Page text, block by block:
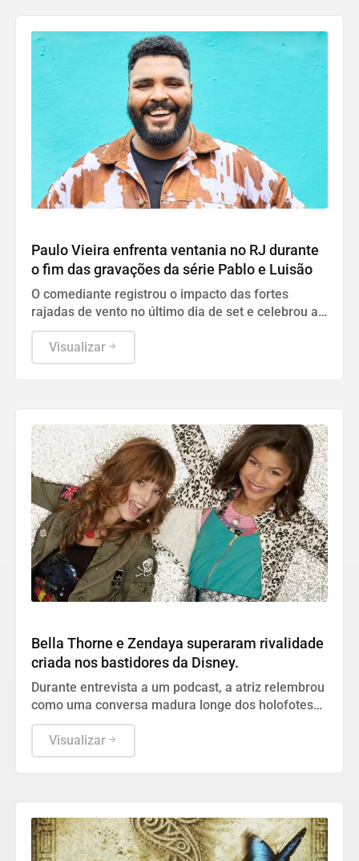
Paulo Vieira enfrenta ventania no RJ durante
o fim das gravações da série Pablo e Luisão
O comediante registrou o impacto das fortes
rajadas de vento no último dia de set e celebrou a
conclusão da nova fase da produção do Globoplay
Visualizar
Bella Thorne e Zendaya superaram rivalidade
criada nos bastidores da Disney.
Durante entrevista a um podcast, a atriz relembrou
como uma conversa madura longe dos holofotes
encerrou as comparações e fortaleceu a amizade
entre as duas.
Visualizar